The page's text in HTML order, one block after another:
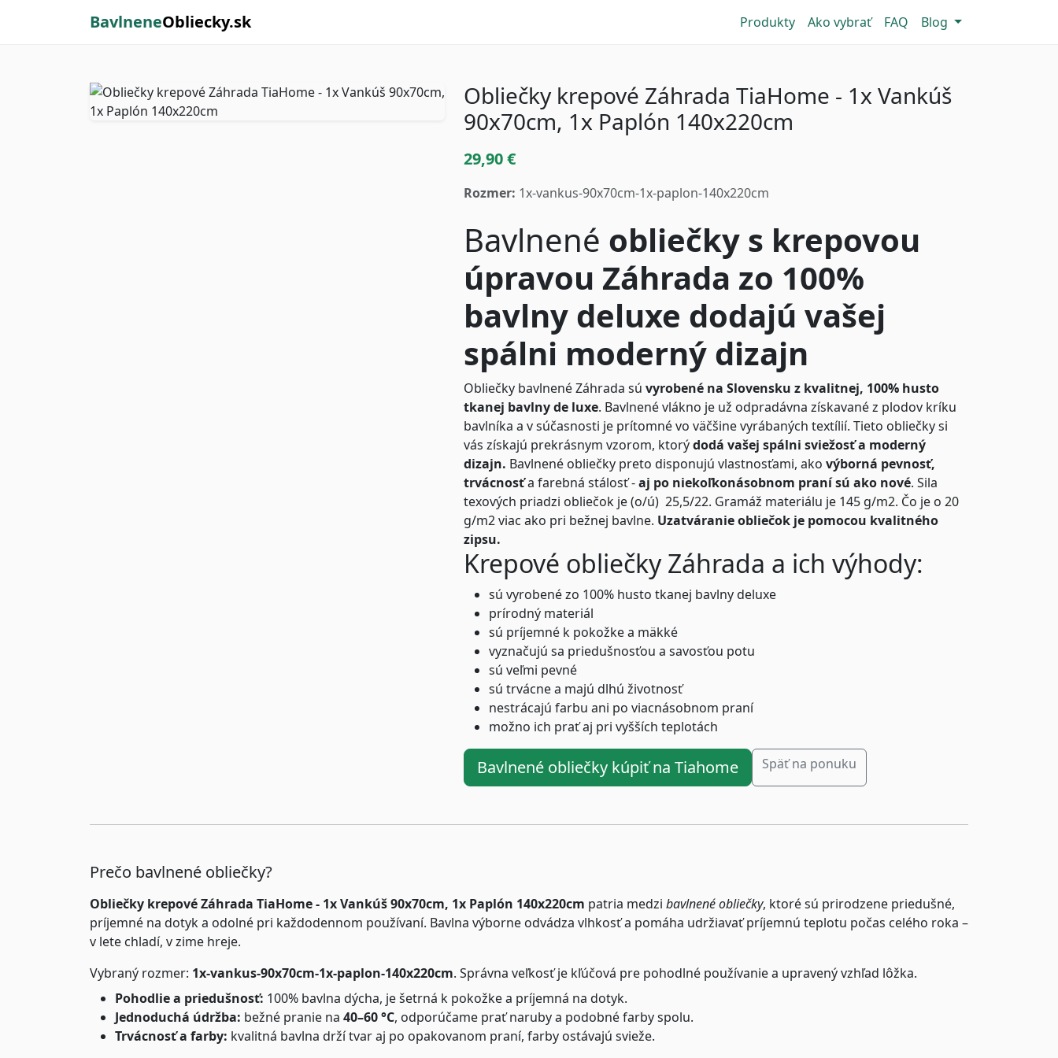
BavlneneObliecky.sk Produkty Ako vybrať FAQ Blog
Obliečky krepové Záhrada TiaHome - 1x Vankúš
90x70cm, 1x Paplón 140x220cm
29,90 €
Rozmer: 1x-vankus-90x70cm-1x-paplon-140x220cm
Bavlnené obliečky s krepovou
úpravou Záhrada zo 100%
bavlny deluxe dodajú vašej
spálni moderný dizajn
Obliečky bavlnené Záhrada sú vyrobené na Slovensku z kvalitnej, 100% husto
tkanej bavlny de luxe. Bavlnené vlákno je už odpradávna získavané z plodov kríku
bavlníka a v súčasnosti je prítomné vo väčšine vyrábaných textílií. Tieto obliečky si
vás získajú prekrásnym vzorom, ktorýdodá vašej spálni sviežosť a moderný
dizajn. Bavlnené obliečky preto disponujú vlastnosťami, ako výborná pevnosť,
trvácnosťa farebná stálosť -aj po niekoľkonásobnom praní sú ako nové. Sila
texových priadzi obliečok je (o/ú) 25,5/22. Gramáž materiálu je 145 g/m2. Čo je o 20
g/m2 viac ako pri bežnej bavlne. Uzatváranie obliečok je pomocou kvalitného
zipsu.
Krepové obliečky Záhrada a ich výhody:
sú vyrobené zo 100% husto tkanej bavlny deluxe
prírodný materiál
sú príjemné k pokožke a mäkké
vyznačujú sa priedušnosťou a savosťou potu
sú veľmi pevné
sú trvácne a majú dlhú životnosť
nestrácajú farbu ani po viacnásobnom praní
možno ich prať aj pri vyšších teplotách
Bavlnené obliečky kúpiť na Tiahome Späť na ponuku
Prečo bavlnené obliečky?
Obliečky krepové Záhrada TiaHome - 1x Vankúš 90x70cm, 1x Paplón 140x220cm patria medzi bavlnené obliečky, ktoré sú prirodzene priedušné,
príjemné na dotyk a odolné pri každodennom používaní. Bavlna výborne odvádza vlhkosť a pomáha udržiavať príjemnú teplotu počas celého roka –
v lete chladí, v zime hreje.
Vybraný rozmer: 1x-vankus-90x70cm-1x-paplon-140x220cm. Správna veľkosť je kľúčová pre pohodlné používanie a upravený vzhľad lôžka.
Pohodlie a priedušnosť: 100% bavlna dýcha, je šetrná k pokožke a príjemná na dotyk.
Jednoduchá údržba: bežné pranie na 40–60 °C, odporúčame prať naruby a podobné farby spolu.
Trvácnosť a farby: kvalitná bavlna drží tvar aj po opakovanom praní, farby ostávajú svieže.